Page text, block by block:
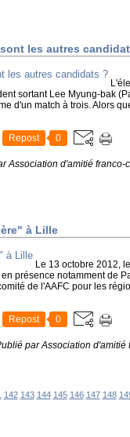
les autres
sortant Lee Myung-bak
d'un match à trois. Alors
Repost 0
Association d'amitié franco-
à Lille
Le 13 octobre 2012,
présence notamment de
de l'AAFC pour les
Repost 0
par Association d'amitié
142 143 144 145 146 147 148